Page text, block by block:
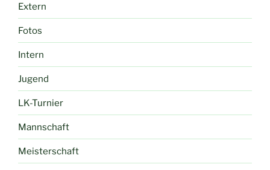
Extern
Fotos
Intern
Jugend
LK-Turnier
Mannschaft
Meisterschaft